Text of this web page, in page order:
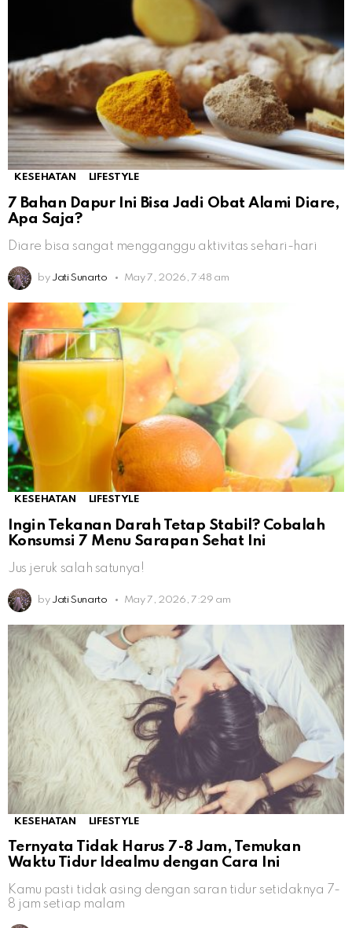
KESEHATAN LIFESTYLE
7 Bahan Dapur Ini Bisa Jadi Obat Alami Diare,
Apa Saja?
Diare bisa sangat mengganggu aktivitas sehari-hari
by Jati Sunarto May 7, 2026, 7:48 am
KESEHATAN LIFESTYLE
Ingin Tekanan Darah Tetap Stabil? Cobalah
Konsumsi 7 Menu Sarapan Sehat Ini
Jus jeruk salah satunya!
by Jati Sunarto May 7, 2026, 7:29 am
KESEHATAN LIFESTYLE
Ternyata Tidak Harus 7-8 Jam, Temukan
Waktu Tidur Idealmu dengan Cara Ini
Kamu pasti tidak asing dengan saran tidur setidaknya 7-
8 jam setiap malam